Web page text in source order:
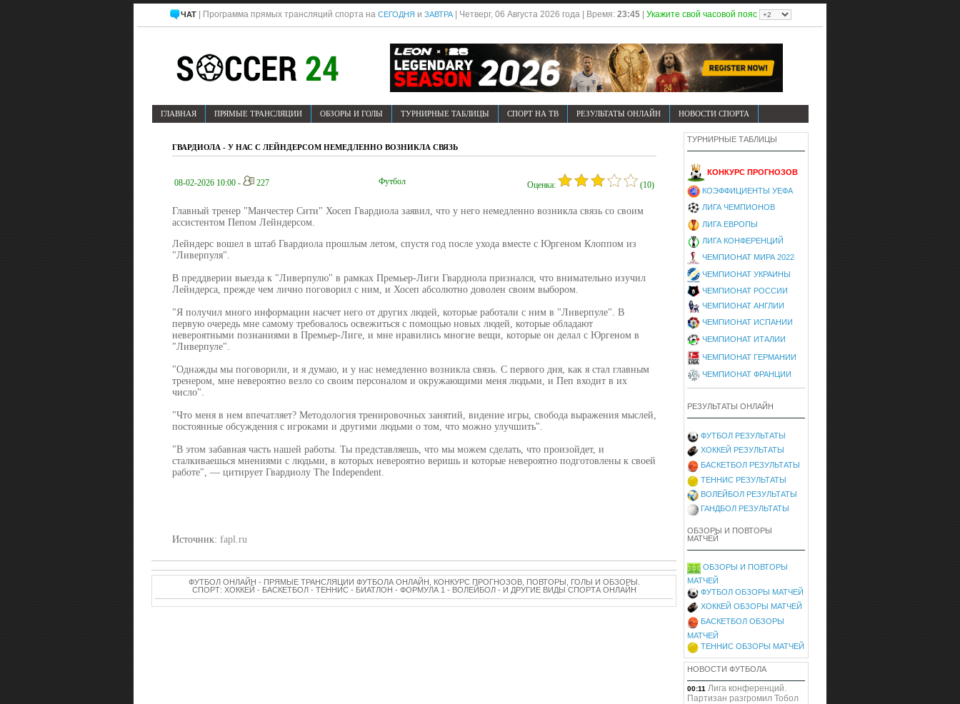
ЧАТ| Программа прямых трансляций спорта на СЕГОДНЯ и ЗАВТРА| Четверг, 06 Августа 2026 года | Время: 23:45| Укажите свой часовой пояс
ГЛАВНАЯ ПРЯМЫЕ ТРАНСЛЯЦИИ ОБЗОРЫ И ГОЛЫ ТУРНИРНЫЕ ТАБЛИЦЫ СПОРТ НА ТВ РЕЗУЛЬТАТЫ ОНЛАЙН НОВОСТИ СПОРТА
ГВАРДИОЛА - У НАС С ЛЕЙНДЕРСОМ НЕМЕДЛЕННО ВОЗНИКЛА СВЯЗЬ
08-02-2026 10:00 - 227 Футбол Оценка: (10)
Главный тренер "Манчестер Сити" Хосеп Гвардиола заявил, что у него немедленно возникла связь со своим
ассистентом Пепом Лейндерсом.
Лейндерс вошел в штаб Гвардиола прошлым летом, спустя год после ухода вместе с Юргеном Клоппом из
"Ливерпуля".
В преддверии выезда к "Ливерпулю" в рамках Премьер-Лиги Гвардиола признался, что внимательно изучил
Лейндерса, прежде чем лично поговорил с ним, и Хосеп абсолютно доволен своим выбором.
"Я получил много информации насчет него от других людей, которые работали с ним в "Ливерпуле". В
первую очередь мне самому требовалось освежиться с помощью новых людей, которые обладают
невероятными познаниями в Премьер-Лиге, и мне нравились многие вещи, которые он делал с Юргеном в
"Ливерпуле".
"Однажды мы поговорили, и я думаю, и у нас немедленно возникла связь. С первого дня, как я стал главным
тренером, мне невероятно везло со своим персоналом и окружающими меня людьми, и Пеп входит в их
число".
"Что меня в нем впечатляет? Методология тренировочных занятий, видение игры, свобода выражения мыслей,
постоянные обсуждения с игроками и другими людьми о том, что можно улучшить".
"В этом забавная часть нашей работы. Ты представляешь, что мы можем сделать, что произойдет, и
сталкиваешься мнениями с людьми, в которых невероятно веришь и которые невероятно подготовлены к своей
работе", — цитирует Гвардиолу The Independent.
Источник: fapl.ru
ФУТБОЛ ОНЛАЙН - ПРЯМЫЕ ТРАНСЛЯЦИИ ФУТБОЛА ОНЛАЙН, КОНКУРС ПРОГНОЗОВ, ПОВТОРЫ, ГОЛЫ И ОБЗОРЫ.
СПОРТ: ХОККЕЙ - БАСКЕТБОЛ - ТЕННИС - БИАТЛОН - ФОРМУЛА 1 - ВОЛЕЙБОЛ - И ДРУГИЕ ВИДЫ СПОРТА ОНЛАЙН
ТУРНИРНЫЕ ТАБЛИЦЫ
КОНКУРС ПРОГНОЗОВ
КОЭФФИЦИЕНТЫ УЕФА
ЛИГА ЧЕМПИОНОВ
ЛИГА ЕВРОПЫ
ЛИГА КОНФЕРЕНЦИЙ
ЧЕМПИОНАТ МИРА 2022
ЧЕМПИОНАТ УКРАИНЫ
ЧЕМПИОНАТ РОССИИ
ЧЕМПИОНАТ АНГЛИИ
ЧЕМПИОНАТ ИСПАНИИ
ЧЕМПИОНАТ ИТАЛИИ
ЧЕМПИОНАТ ГЕРМАНИИ
ЧЕМПИОНАТ ФРАНЦИИ
РЕЗУЛЬТАТЫ ОНЛАЙН
ФУТБОЛ РЕЗУЛЬТАТЫ
ХОККЕЙ РЕЗУЛЬТАТЫ
БАСКЕТБОЛ РЕЗУЛЬТАТЫ
ТЕННИС РЕЗУЛЬТАТЫ
ВОЛЕЙБОЛ РЕЗУЛЬТАТЫ
ГАНДБОЛ РЕЗУЛЬТАТЫ
ОБЗОРЫ И ПОВТОРЫ
МАТЧЕЙ
ОБЗОРЫ И ПОВТОРЫ
МАТЧЕЙ
ФУТБОЛ ОБЗОРЫ МАТЧЕЙ
ХОККЕЙ ОБЗОРЫ МАТЧЕЙ
БАСКЕТБОЛ ОБЗОРЫ
МАТЧЕЙ
ТЕННИС ОБЗОРЫ МАТЧЕЙ
НОВОСТИ ФУТБОЛА
00:11 Лига кoнференций.
Партизан разгромил Тобол